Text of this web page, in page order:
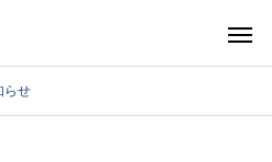
らせ